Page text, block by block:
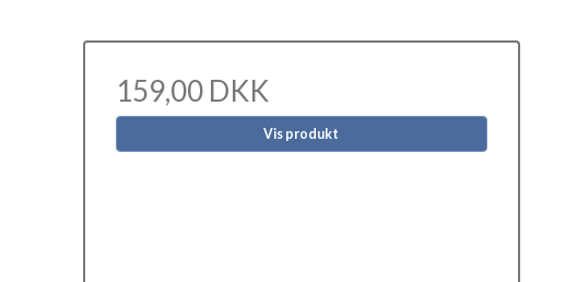
159,00 DKK
Vis produkt